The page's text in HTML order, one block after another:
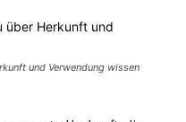
und Verwendung wissen